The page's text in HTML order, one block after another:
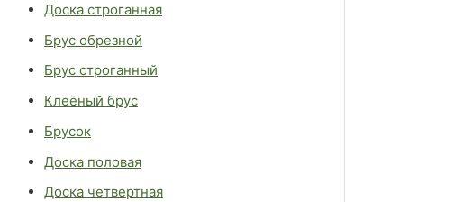
Доска строганная
Брус обрезной
Брус строганный
Клеёный брус
Брусок
Доска половая
Доска четвертная